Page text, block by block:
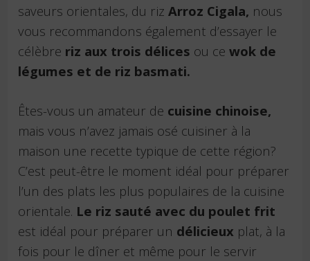
saveurs orientales, du rizArroz Cigala, nous
vous recommandons également d’essayer le
célèbre riz aux trois délices ou cewok de
légumes et de riz basmati.
Êtes-vous un amateur de cuisine chinoise,
mais vous n’avez jamais osé cuisiner à la
maison une recette typique de cette région?
C’est peut-être le moment idéal pour préparer
l’un des plats les plus populaires de la cuisine
orientale. Le riz sauté avec du poulet frit
est idéal pour préparer un délicieux plat, à la
fois pour le dîner et même pour le servir